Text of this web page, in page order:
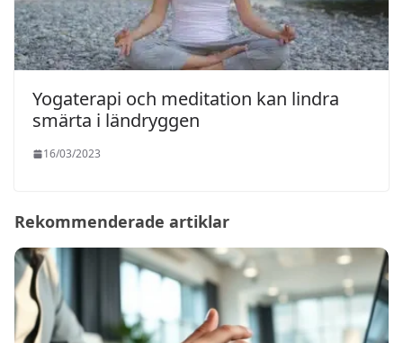
Yogaterapi och meditation kan lindra
smärta i ländryggen
16/03/2023
Rekommenderade artiklar